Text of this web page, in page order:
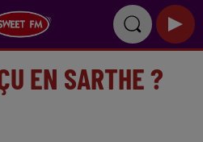
EN SARTHE ?